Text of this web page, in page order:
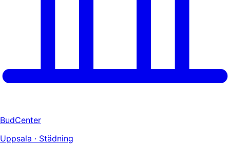
BudCenter
Uppsala · Städning